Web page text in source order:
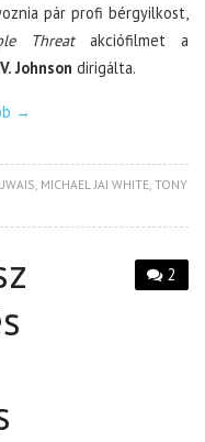
pár profi bérgyilkost,
Threatakciófilmet a
Johnson dirigálta.
→
MICHAEL JAI WHITE ,TONY
2